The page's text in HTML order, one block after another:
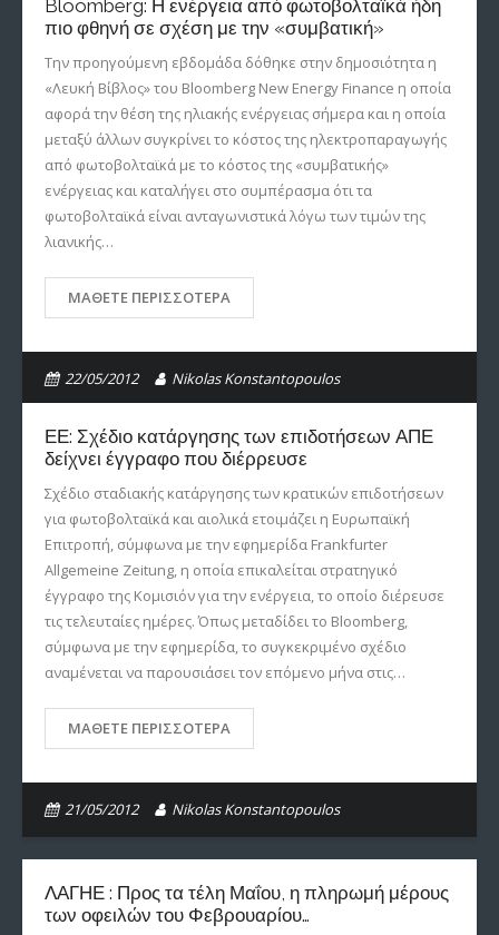
Bloomberg: Η ενέργεια από φωτοβολταϊκά ήδη
πιο φθηνή σε σχέση με την «συμβατική»
Την προηγούμενη εβδομάδα δόθηκε στην δημοσιότητα η
«Λευκή Βίβλος» του Bloomberg New Energy Finance η οποία
αφορά την θέση της ηλιακής ενέργειας σήμερα και η οποία
μεταξύ άλλων συγκρίνει το κόστος της ηλεκτροπαραγωγής
από φωτοβολταϊκά με το κόστος της «συμβατικής»
ενέργειας και καταλήγει στο συμπέρασμα ότι τα
φωτοβολταϊκά είναι ανταγωνιστικά λόγω των τιμών της
λιανικής…
ΜΆΘΕΤΕ ΠΕΡΙΣΣΌΤΕΡΑ
22/05/2012 Nikolas Konstantopoulos
ΕΕ: Σχέδιο κατάργησης των επιδοτήσεων ΑΠΕ
δείχνει έγγραφο που διέρρευσε
Σχέδιο σταδιακής κατάργησης των κρατικών επιδοτήσεων
για φωτοβολταϊκά και αιολικά ετοιμάζει η Ευρωπαϊκή
Επιτροπή, σύμφωνα με την εφημερίδα Frankfurter
Allgemeine Zeitung, η οποία επικαλείται στρατηγικό
έγγραφο της Κομισιόν για την ενέργεια, το οποίο διέρευσε
τις τελευταίες ημέρες. Όπως μεταδίδει το Bloomberg,
σύμφωνα με την εφημερίδα, το συγκεκριμένο σχέδιο
αναμένεται να παρουσιάσει τον επόμενο μήνα στις…
ΜΆΘΕΤΕ ΠΕΡΙΣΣΌΤΕΡΑ
21/05/2012 Nikolas Konstantopoulos
ΛΑΓΗΕ : Προς τα τέλη Μαΐου, η πληρωμή μέρους
των οφειλών του Φεβρουαρίου…